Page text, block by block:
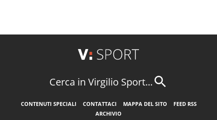
Cerca in Virgilio Sport...
CONTENUTI SPECIALI CONTATTACI MAPPA DEL SITO
FEED RSS
ARCHIVIO